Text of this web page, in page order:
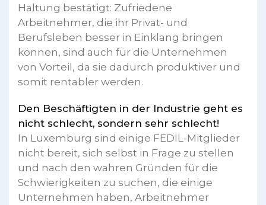
Haltung bestätigt: Zufriedene
Arbeitnehmer, die ihr Privat- und
Berufsleben besser in Einklang bringen
können, sind auch für die Unternehmen
von Vorteil, da sie dadurch produktiver und
somit rentabler werden.
Den Beschäftigten in der Industrie geht es
nicht schlecht, sondern sehr schlecht!
In Luxemburg sind einige FEDIL-Mitglieder
nicht bereit, sich selbst in Frage zu stellen
und nach den wahren Gründen für die
Schwierigkeiten zu suchen, die einige
Unternehmen haben, Arbeitnehmer